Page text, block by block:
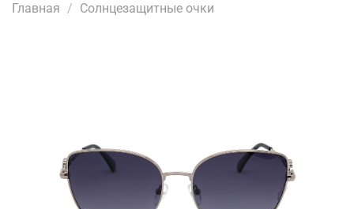
Главная Солнцезащитные очки